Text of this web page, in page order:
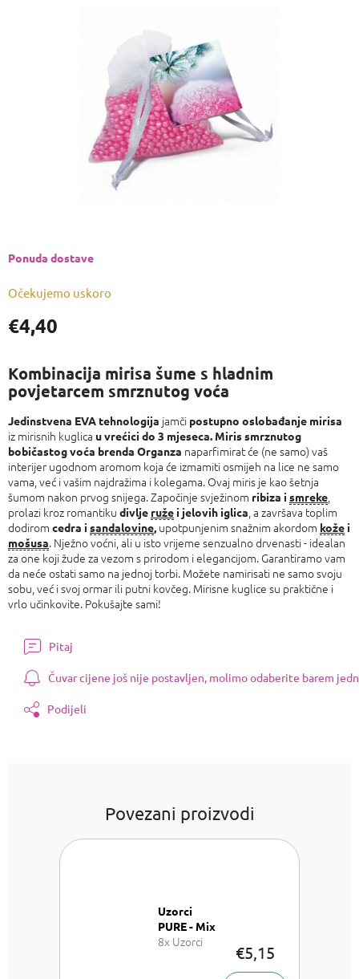
€4,40
Izmjeri
Očekujemo uskoro
Ponuda dostave
Kombinacija mirisa šume s hladnim
povjetarcem smrznutog voća
Jedinstvena EVA tehnologija jamči postupno oslobađanje mirisa
iz mirisnih kuglica u vrećici do 3 mjeseca. Miris smrznutog
bobičastog voća brenda Organza naparfimirat će (ne samo) vaš
interijer ugodnom aromom koja će izmamiti osmijeh na lice ne samo
vama, već i vašim najdražima i kolegama. Ovaj miris je kao šetnja
šumom nakon prvog snijega. Započinje svježinom ribiza i smreke
prolazi kroz romantiku divlje ruže i jelovih iglica , a završava toplim
dodirom cedra i sandalovine, upotpunjenim snažnim akordom kože i
mošusa. Nježno voćni, ali u isto vrijeme senzualno drvenasti - idealan
za one koji žude za vezom s prirodom i elegancijom. Garantiramo vam
da neće ostati samo na jednoj torbi. Možete namirisati ne samo svoju
sobu, već i svoj ormar ili putni kovčeg. Mirisne kuglice su praktične i
vrlo učinkovite. Pokušajte sami!
Pitaj
Čuvar cijene još nije postavljen, molimo odaberite barem
Podijeli
Povezani proizvodi
Uzorci
PURE - Mix
8x Uzorci
€5,15